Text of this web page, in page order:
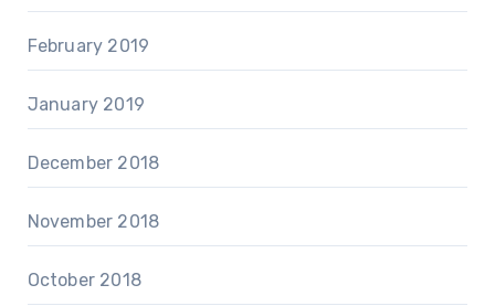
February 2019
January 2019
December 2018
November 2018
October 2018